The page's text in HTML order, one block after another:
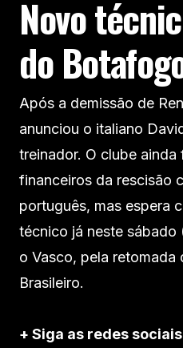
Novo
do
Após a demissão de
anunciou o italiano
treinador. O clube ainda
financeiros da rescisão
português, mas espera
técnico já neste sábado
o Vasco, pela retomada
Brasileiro.
+ Siga as redes sociais